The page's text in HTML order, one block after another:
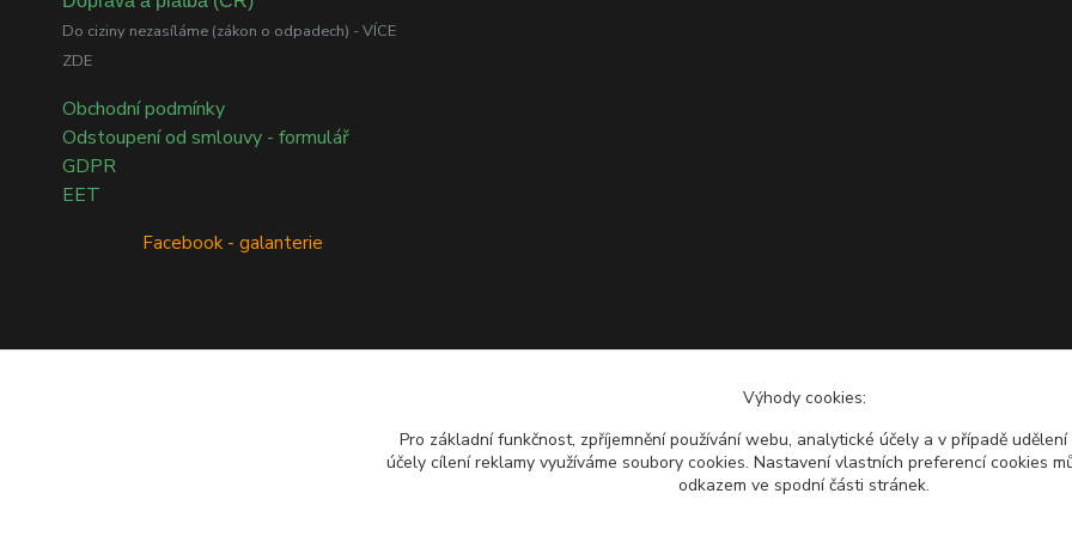
Do ciziny nezasíláme (zákon o odpadech) - VÍCE
ZDE
Obchodní podmínky
Odstoupení od smlouvy - formulář
GDPR
EET
Facebook - galanterie
Výhody cookies:
Pro základní funkčnost, zpříjemnění používání webu, analytické účely a v případě
účely cílení reklamy využíváme soubory cookies. Nastavení vlastních preferencí cookies
odkazem ve spodní části stránek.